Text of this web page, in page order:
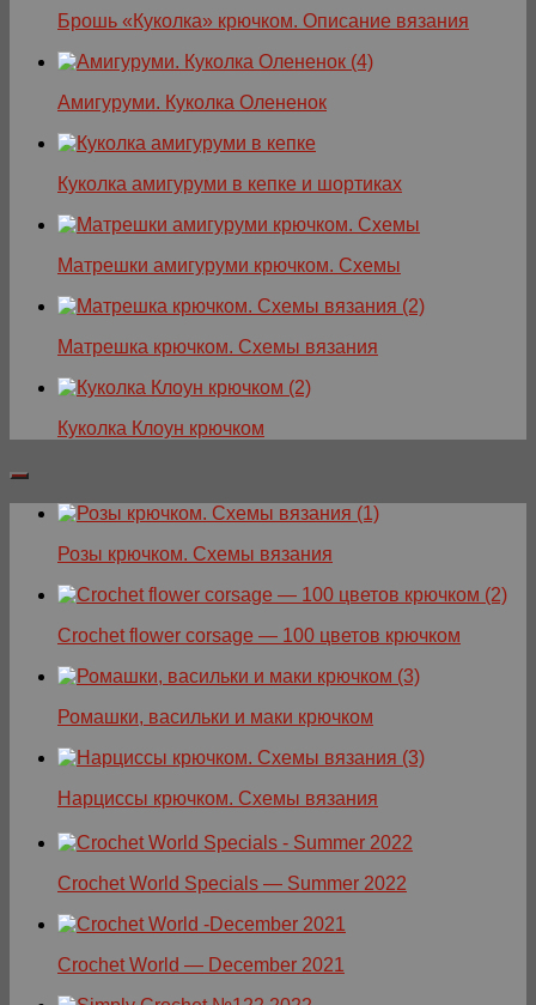
Брошь «Куколка» крючком. Описание вязания
Амигуруми. Куколка Олененок
Куколка амигуруми в кепке и шортиках
Матрешки амигуруми крючком. Схемы
Матрешка крючком. Схемы вязания
Куколка Клоун крючком
Розы крючком. Схемы вязания
Crochet flower corsage — 100 цветов крючком
Ромашки, васильки и маки крючком
Нарциссы крючком. Схемы вязания
Crochet World Specials — Summer 2022
Crochet World — December 2021